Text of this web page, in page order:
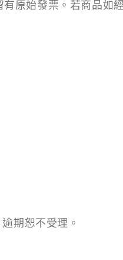
原始發票。若商品如
期恕不受理。